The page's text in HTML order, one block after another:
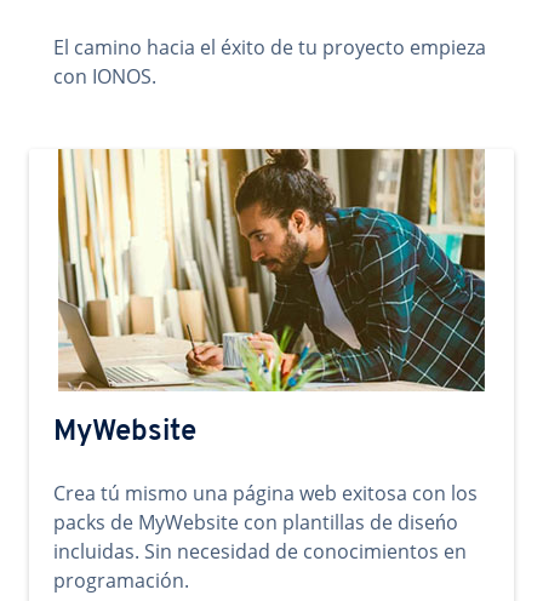
El camino hacia el éxito de tu proyecto empieza
con IONOS.
MyWebsite
Crea tú mismo una página web exitosa con los
packs de MyWebsite con plantillas de diseńo
incluidas. Sin necesidad de conocimientos en
programación.